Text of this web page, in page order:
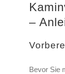
–
Bevor Sie